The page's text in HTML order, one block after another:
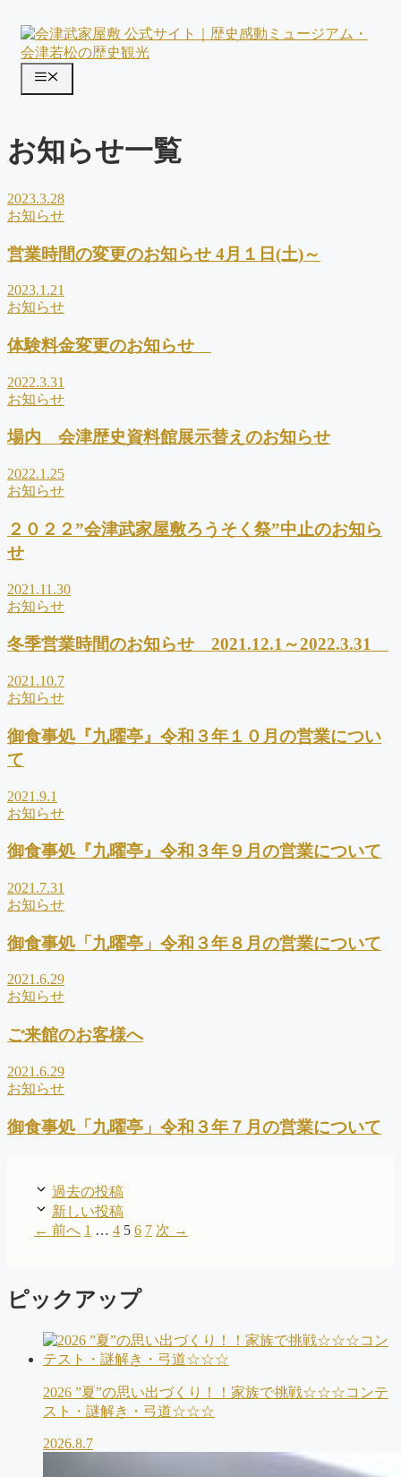
キ
ッ
メ
ー
お知らせ一覧
2023.3.28
お知らせ
営業時間の変更のお知らせ 4月１日(土)～
2023.1.21
お知らせ
体験料金変更のお知らせ
2022.3.31
お知らせ
場内 会津歴史資料館展示替えのお知らせ
2022.1.25
お知らせ
２０２２”会津武家屋敷ろうそく祭”中止のお知ら
せ
2021.11.30
お知らせ
冬季営業時間のお知らせ 2021.12.1～2022.3.31
2021.10.7
お知らせ
御食事処『九曜亭』令和３年１０月の営業につい
て
2021.9.1
お知らせ
御食事処『九曜亭』令和３年９月の営業について
2021.7.31
お知らせ
御食事処「九曜亭」令和３年８月の営業について
2021.6.29
お知らせ
ご来館のお客様へ
2021.6.29
お知らせ
御食事処「九曜亭」令和３年７月の営業について
過去の投稿
新しい投稿
← 前へ ペ
1 … ペ
4 ペ
5 ペ
6 ペ
7 次 →
ピックアップ
2026 ”夏”の思い出づくり！！家族で挑戦☆☆☆コンテ
スト・謎解き・弓道☆☆☆
2026.8.7